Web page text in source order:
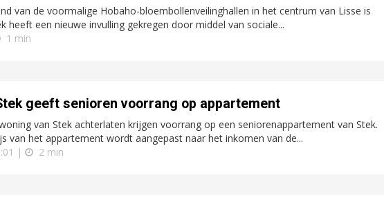
van de voormalige Hobaho-bloembollenveilinghallen in het centrum van Lisse is
heeft een nieuwe invulling gekregen door middel van sociale...
1 min
geeft senioren voorrang op appartement
van Stek achterlaten krijgen voorrang op een seniorenappartement van Stek.
van het appartement wordt aangepast naar het inkomen van de...
|
2 min